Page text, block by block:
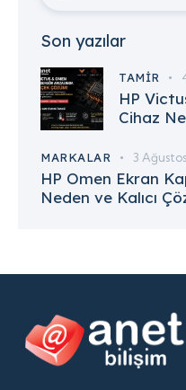
Son yazılar
TAMIR
HP
Cihaz
MARKALAR 3
HP Omen Ekran
Neden ve Kalıcı